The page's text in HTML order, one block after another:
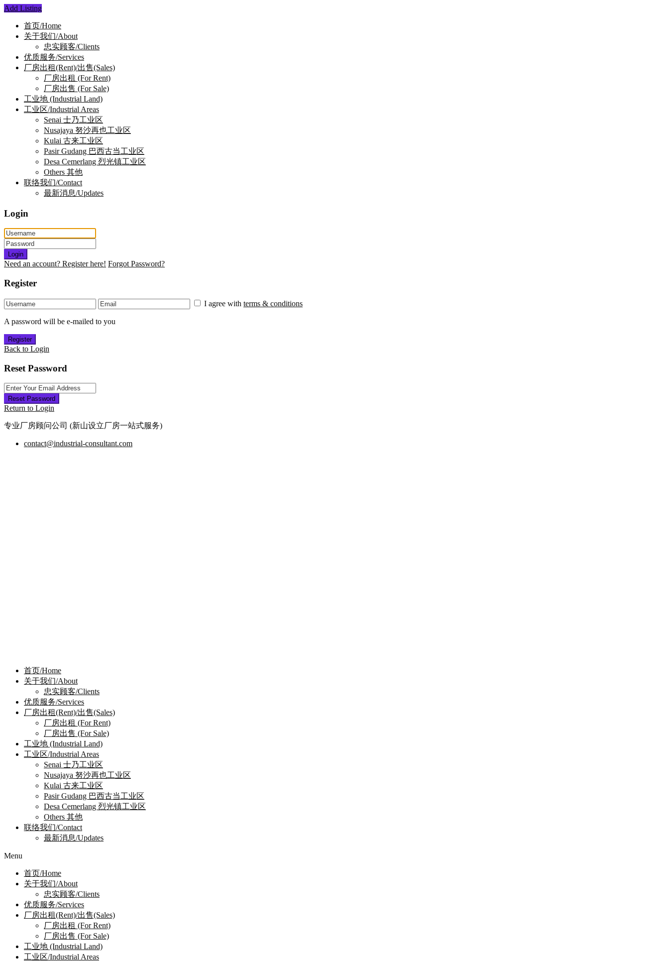
Add Listing
首页/Home
关于我们/About
忠实顾客/Clients
优质服务/Services
厂房出租(Rent)/出售(Sales)
厂房出租 (For Rent)
厂房出售 (For Sale)
工业地 (Industrial Land)
工业区/Industrial Areas
Senai 士乃工业区
Nusajaya 努沙再也工业区
Kulai 古来工业区
Pasir Gudang 巴西古当工业区
Desa Cemerlang 烈光镇工业区
Others 其他
联络我们/Contact
最新消息/Updates
Login
Login
Need an account? Register here! Forgot Password?
Register
I agree with terms & conditions
A password will be e-mailed to you
Register
Back to Login
Reset Password
Reset Password
Return to Login
专业厂房顾问公司 (新山设立厂房一站式服务)
contact@industrial-consultant.com
首页/Home
关于我们/About
忠实顾客/Clients
优质服务/Services
厂房出租(Rent)/出售(Sales)
厂房出租 (For Rent)
厂房出售 (For Sale)
工业地 (Industrial Land)
工业区/Industrial Areas
Senai 士乃工业区
Nusajaya 努沙再也工业区
Kulai 古来工业区
Pasir Gudang 巴西古当工业区
Desa Cemerlang 烈光镇工业区
Others 其他
联络我们/Contact
最新消息/Updates
Menu
首页/Home
关于我们/About
忠实顾客/Clients
优质服务/Services
厂房出租(Rent)/出售(Sales)
厂房出租 (For Rent)
厂房出售 (For Sale)
工业地 (Industrial Land)
工业区/Industrial Areas